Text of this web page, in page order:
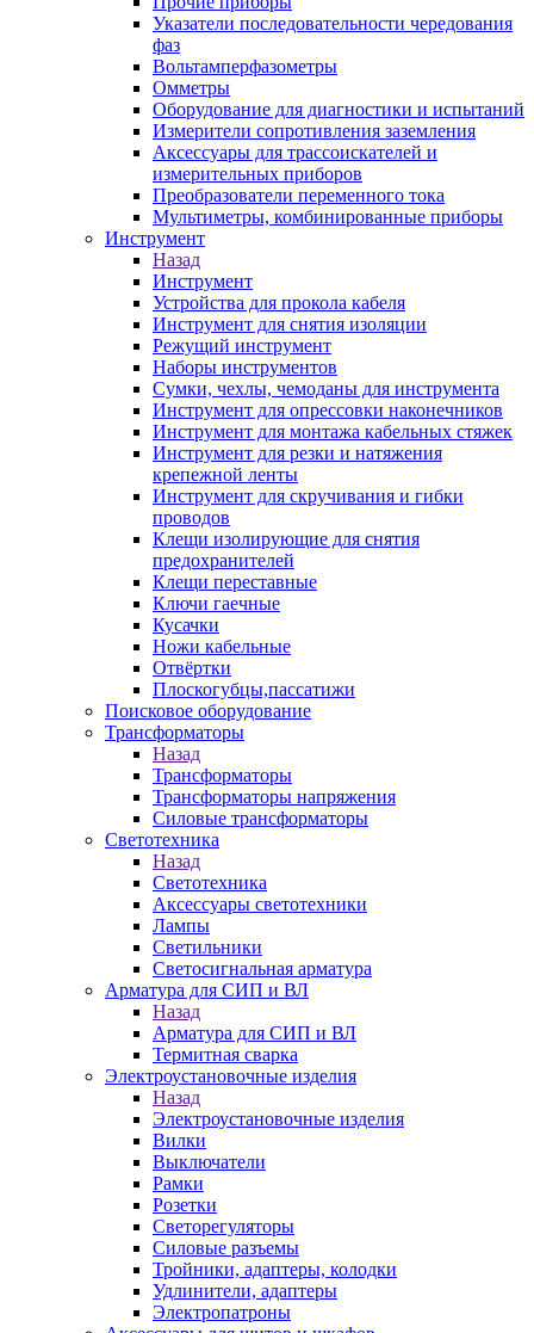
Указатели последовательности чередования
фаз
Вольтамперфазометры
Омметры
Оборудование для диагностики и испытаний
Измерители сопротивления заземления
Аксессуары для трассоискателей и
измерительных приборов
Преобразователи переменного тока
Мультиметры, комбинированные приборы
Инструмент
Назад
Инструмент
Устройства для прокола кабеля
Инструмент для снятия изоляции
Режущий инструмент
Наборы инструментов
Сумки, чехлы, чемоданы для инструмента
Инструмент для опрессовки наконечников
Инструмент для монтажа кабельных стяжек
Инструмент для резки и натяжения
крепежной ленты
Инструмент для скручивания и гибки
проводов
Клещи изолирующие для снятия
предохранителей
Клещи переставные
Ключи гаечные
Кусачки
Ножи кабельные
Отвёртки
Плоскогубцы,пассатижи
Поисковое оборудование
Трансформаторы
Назад
Трансформаторы
Трансформаторы напряжения
Силовые трансформаторы
Светотехника
Назад
Светотехника
Аксессуары светотехники
Лампы
Светильники
Светосигнальная арматура
Арматура для СИП и ВЛ
Назад
Арматура для СИП и ВЛ
Термитная сварка
Электроустановочные изделия
Назад
Электроустановочные изделия
Вилки
Выключатели
Рамки
Розетки
Светорегуляторы
Силовые разъемы
Тройники, адаптеры, колодки
Удлинители, адаптеры
Электропатроны